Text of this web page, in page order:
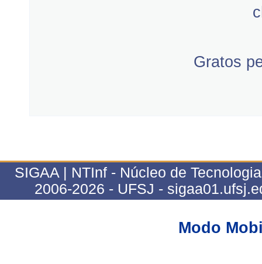
Gratos
SIGAA | NTInf - Núcleo de
2006-2026 - UFSJ -
Modo